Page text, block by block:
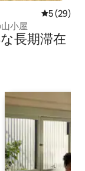
レビュー
5 (29)
小屋
長⁠期⁠滞⁠在